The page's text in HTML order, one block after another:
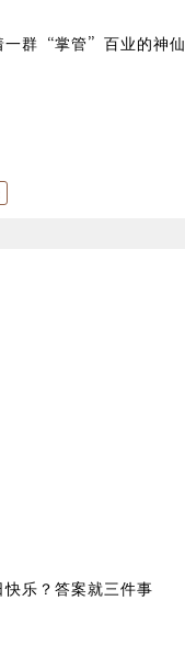
一群“掌管”百业的神仙
乐？答案就三件事